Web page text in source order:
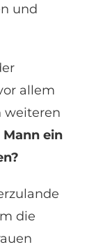
und
allem
weiteren
Mann ein
die